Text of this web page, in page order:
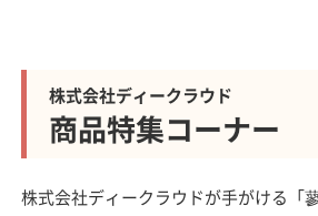
株式会社ディークラウド
商品特集コーナー
株式会社ディークラウドが手がける「